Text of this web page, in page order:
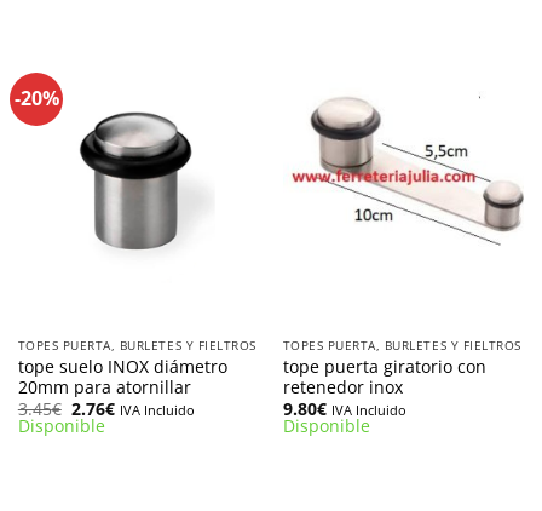
-20%
TOPES PUERTA, BURLETES Y FIELTROS
tope suelo INOX diámetro
20mm para atornillar
3.45€ El
precio
original
2.76€El
precio
IVA Incluido
Disponible
TOPES PUERTA, BURLETES Y FIELTROS
tope puerta giratorio con
retenedor inox
9.80€ IVA Incluido
Disponible